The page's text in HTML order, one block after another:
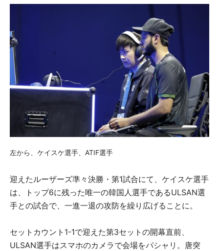
左から、ケイスケ選手、ATIF選手
迎えたルーザーズ準々決勝・第1試合にて、ケイスケ選手
は、トップ6に残った唯一の韓国人選手であるULSAN選
手との試合で、一進一退の攻防を繰り広げることに。
セットカウント1-1で迎えた第3セットの開幕直前、
ULSAN選手はスマホのカメラで会場をパシャリ。唐突